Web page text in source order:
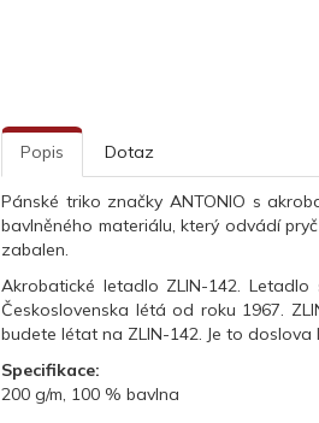
Popis Dotaz
Pánské triko značky ANTONIO s
bavlněného materiálu, který odvádí
zabalen.
Akrobatické letadlo ZLIN-142.
Československa létá od roku 1967.
budete létat na ZLIN-142. Je to doslova
Specifikace:
200 g/m, 100 % bavlna